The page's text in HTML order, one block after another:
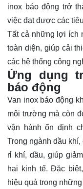
inox báo động trở
việc đạt được các
Tất cả những lợi ích
toàn diện, giúp cải
các hệ thống công
Ứng dụng
báo động
Van inox báo động
môi trường mà còn
vận hành ổn định
Trong ngành dầu
rỉ khí, dầu, giúp
hại kinh tế. Đặc
hiệu quả trong